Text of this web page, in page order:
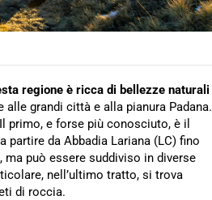
regione è ricca di bellezze naturali
grandi città e alla pianura Padana.
e forse più conosciuto, è il
partire da Abbadia Lariana (LC) fino
, ma può essere suddiviso in diverse
nell’ultimo tratto, si trova
di roccia.